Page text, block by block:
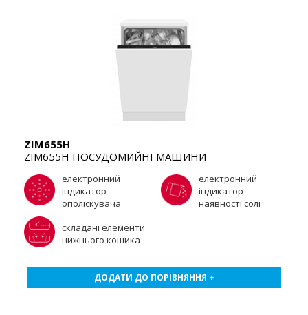
ZIM655H
ZIM655H ПОСУДОМИЙНІ МАШИНИ
електронний
індикатор
ополіскувача
електронний
індикатор
наявності солі
складані елементи
нижнього кошика
ДОДАТИ ДО ПОРІВНЯННЯ +